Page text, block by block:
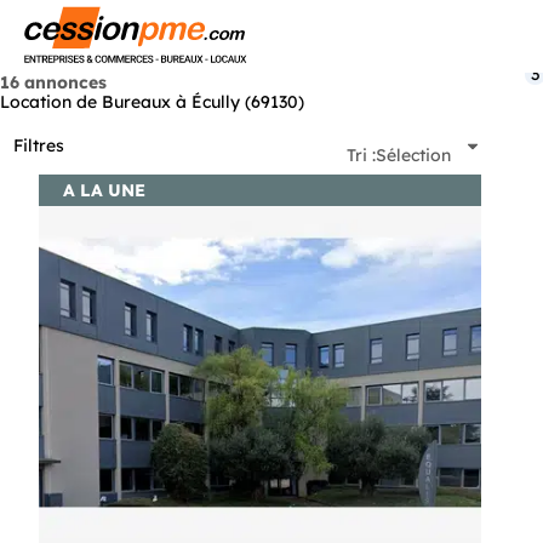
16 annonces
Location de Bureaux à Écully (69130)
Filtres
3
Tri :Sélection
A LA UNE